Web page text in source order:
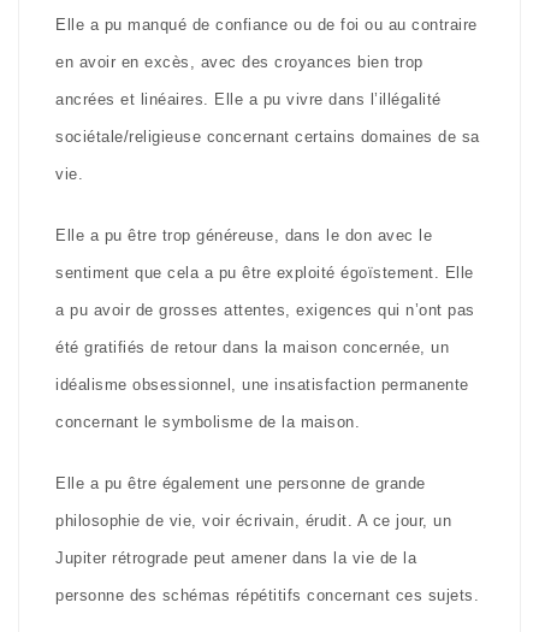
Elle a pu manqué de confiance ou de foi ou au contraire
en avoir en excès, avec des croyances bien trop
ancrées et linéaires. Elle a pu vivre dans l’illégalité
sociétale/religieuse concernant certains domaines de sa
vie.
Elle a pu être trop généreuse, dans le don avec le
sentiment que cela a pu être exploité égoïstement. Elle
a pu avoir de grosses attentes, exigences qui n’ont pas
été gratifiés de retour dans la maison concernée, un
idéalisme obsessionnel, une insatisfaction permanente
concernant le symbolisme de la maison.
Elle a pu être également une personne de grande
philosophie de vie, voir écrivain, érudit. A ce jour, un
Jupiter rétrograde peut amener dans la vie de la
personne des schémas répétitifs concernant ces sujets.